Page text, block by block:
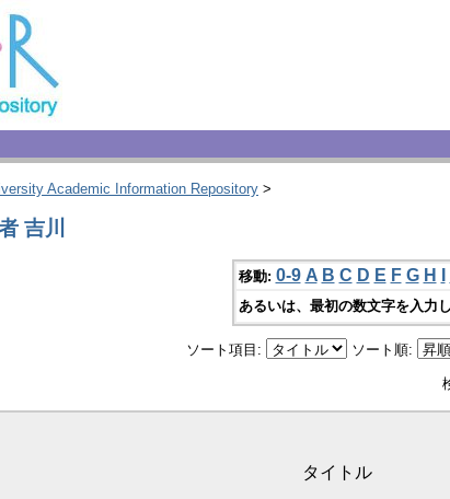
Academic Information Repository >
吉川
移動: 0-9 A B C D E F G H
あるいは、最初の数文字を入力
ソート項目: ソート順:
タイトル